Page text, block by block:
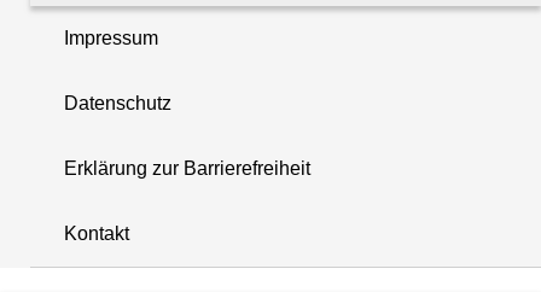
+
−
Impressum
Datenschutz
Erklärung zur Barrierefreiheit
Kontakt